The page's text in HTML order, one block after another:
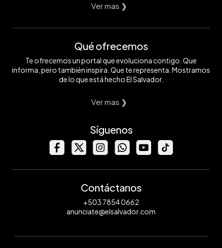
Ver mas ❯
Qué ofrecemos
Te ofrecemos un portal que evoluciona contigo. Que
informa, pero también inspira. Que te representa. Mostramos
de lo que está hecho El Salvador.
Ver mas ❯
Síguenos
Contáctanos
+503 7854 0662
anunciate@elsalvador.com